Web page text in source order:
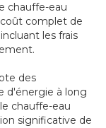
chauffe-eau
complet de
les frais
des
d'énergie à long
chauffe-eau
significative de